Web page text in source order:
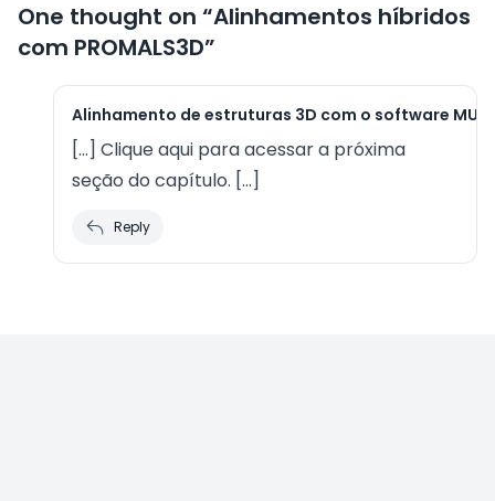
One thought on “Alinhamentos híbridos
com PROMALS3D”
Alinhamento de estruturas 3D com o software
[…] Clique aqui para acessar a próxima
seção do capítulo. […]
Reply